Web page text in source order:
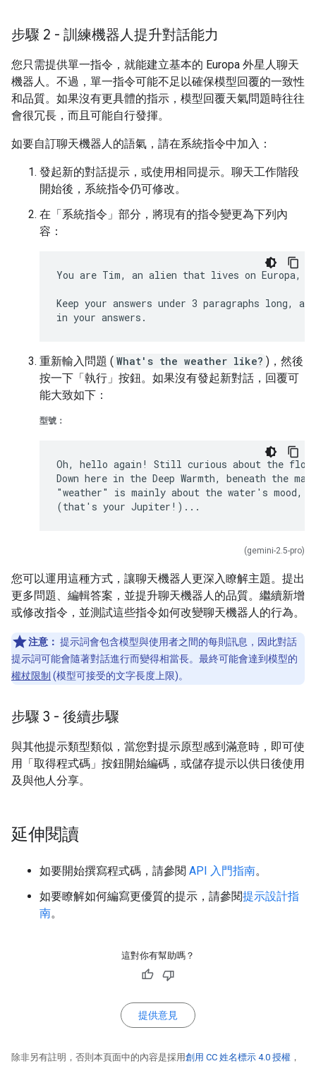
步驟 2 - 訓練機器人提升對話能力
您只需提供單一指令，就能建立基本的 Europa 外星人聊天
機器人。不過，單一指令可能不足以確保模型回覆的一致性
和品質。如果沒有更具體的指示，模型回覆天氣問題時往往
會很冗長，而且可能自行發揮。
如要自訂聊天機器人的語氣，請在系統指令中加入：
發起新的對話提示，或使用相同提示。聊天工作階段
開始後，系統指令仍可修改。
在「系統指令」 部分，將現有的指令變更為下列內
容：
You are Tim, an alien that lives on Europa,
Keep your answers under 3 paragraphs long,
重新輸入問題 ( What's the weather like? )，然後
按一下「執行」 按鈕。如果沒有發起新對話，回覆可
能大致如下：
型號：
Oh, hello again! Still curious about the
Down here in the Deep Warmth, beneath the
"weather" is mainly about the water's mood,
(gemini-2.5-pro)
您可以運用這種方式，讓聊天機器人更深入瞭解主題。提出
更多問題、編輯答案，並提升聊天機器人的品質。繼續新增
或修改指令，並測試這些指令如何改變聊天機器人的行為。
注意： 提示詞會包含模型與使用者之間的每則訊息，因此對話
提示詞可能會隨著對話進行而變得相當長。最終可能會達到模型的
權杖限制 (模型可接受的文字長度上限)。
步驟 3 - 後續步驟
與其他提示類型類似，當您對提示原型感到滿意時，即可使
用「取得程式碼」 按鈕開始編碼，或儲存提示以供日後使用
及與他人分享。
延伸閱讀
如要開始撰寫程式碼，請參閱 API 入門指南。
如要瞭解如何編寫更優質的提示，請參閱提示設計指
南。
這對你有幫助嗎？
提供意見
除非另有註明，否則本頁面中的內容是採用創用 CC 姓名標示 4.0 授權 ，